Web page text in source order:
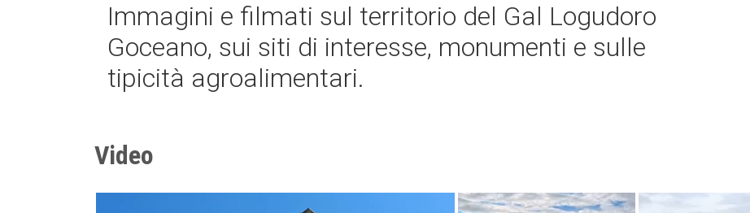
Immagini e filmati sul territorio del Gal Logudoro
Goceano, sui siti di interesse, monumenti e sulle
tipicità agroalimentari.
Video